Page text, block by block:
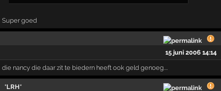
Super goed
15 juni 2006 14:14
die nancy die daar zit te biedern heeft ook geld genoeg....
*LRH*